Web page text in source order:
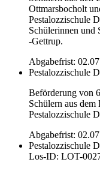
Ottmarsbocholt
Pestalozzischule
Schülerinnen und
-Gettrup.
Abgabefrist:
Pestalozzischule
Beförderung von
Schülern aus
Pestalozzischule
Abgabefrist:
Pestalozzischule
Los-ID: LOT-